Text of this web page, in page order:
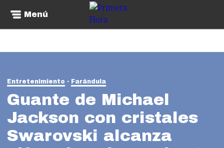
Menú
Entretenimiento Farándula
Guante de Michael
Jackson con cristales
Swarovski alcanza